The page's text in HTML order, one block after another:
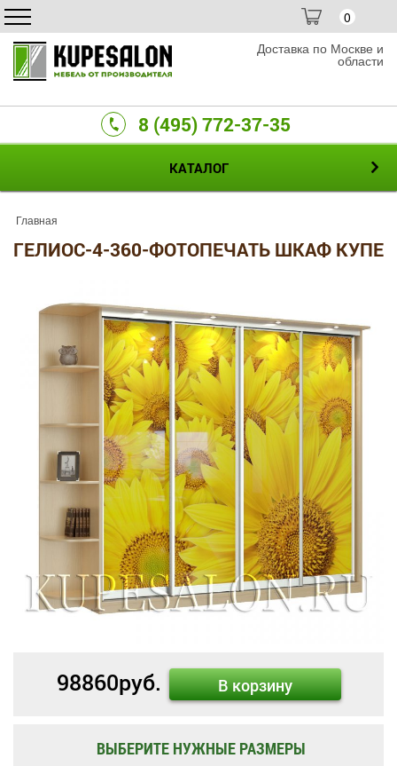
0
Доставка по Москве и
области
8 (495) 772-37-35
КАТАЛОГ
Главная
ГЕЛИОС-4-360-ФОТОПЕЧАТЬ ШКАФ КУПЕ
98860руб. В корзину
ВЫБЕРИТЕ НУЖНЫЕ РАЗМЕРЫ